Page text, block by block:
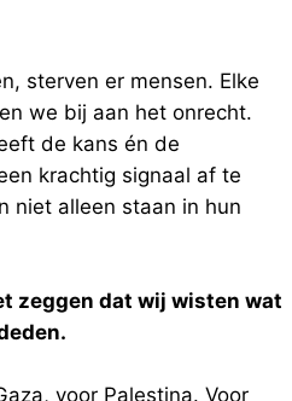
sterven er mensen. Elke
we bij aan het onrecht.
de kans én de
krachtig signaal af te
niet alleen staan in hun
zeggen dat wij wisten wat
voor Palestina. Voor